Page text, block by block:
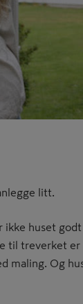
litt.
huset
til treverket
maling. Og